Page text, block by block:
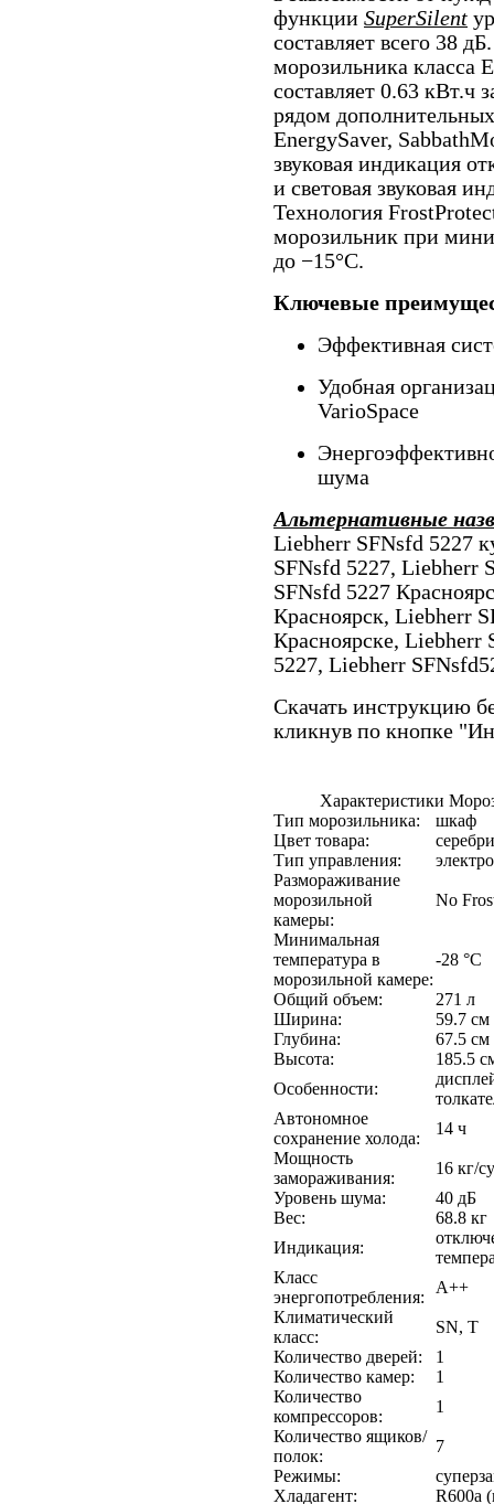
функции SuperSilent
составляет всего 38
морозильника класса
составляет 0.63 кВт.ч
рядом
EnergySaver,
звуковая индикация
и световая звуковая
Технология
морозильник при
до −15°C.
Ключевые
Эффективная
Удобная
VarioSpace
шума
Альтернативные
Liebherr SFNsfd 5227
SFNsfd 5227, Liebherr
SFNsfd 5227
Красноярск, Liebherr
Красноярске, Liebherr
5227, Liebherr
Скачать инструкцию
кликнув по кнопке
Характеристики
Тип морозильника:
шкаф
Цвет товара:
Тип управления:
Размораживание
морозильной
камеры:
No
Минимальная
температура в
морозильной камере:
-28 °C
Общий объем:
271 л
Ширина:
59.7 см
Глубина:
67.5 см
Высота:
185.5
Особенности:
Автономное
сохранение холода:
14 ч
Мощность
замораживания:
16 кг/
Уровень шума:
40 дБ
Вес:
68.8 кг
Индикация:
Класс
энергопотребления:
A++
Климатический
класс:
SN, T
Количество дверей:
1
Количество камер:
1
Количество
компрессоров:
1
Количество ящиков/
полок:
7
Режимы:
Хладагент:
R600a